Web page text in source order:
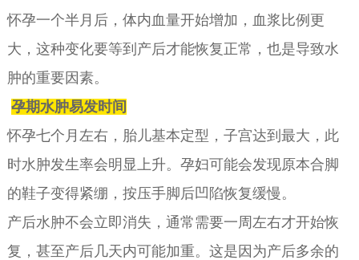
怀孕一个半月后，体内血量开始增加，血浆比例更
大，这种变化要等到产后才能恢复正常，也是导致水
肿的重要因素。
孕期水肿易发时间
怀孕七个月左右，胎儿基本定型，子宫达到最大，此
时水肿发生率会明显上升。孕妇可能会发现原本合脚
的鞋子变得紧绷，按压手脚后凹陷恢复缓慢。
产后水肿不会立即消失，通常需要一周左右才开始恢
复，甚至产后几天内可能加重。这是因为产后多余的